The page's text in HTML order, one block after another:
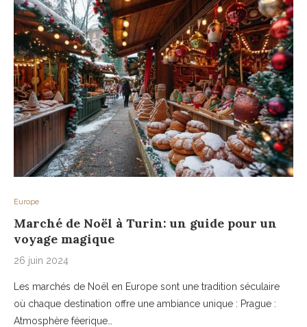
Europe
Marché de Noël à Turin: un guide pour un
voyage magique
26 juin 2024
Les marchés de Noël en Europe sont une tradition séculaire
où chaque destination offre une ambiance unique : Prague :
Atmosphère féerique…